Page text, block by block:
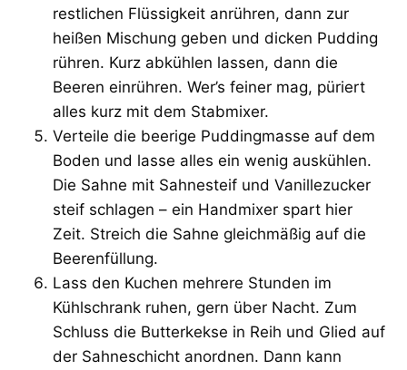
restlichen Flüssigkeit anrühren, dann zur
heißen Mischung geben und dicken Pudding
rühren. Kurz abkühlen lassen, dann die
Beeren einrühren. Wer’s feiner mag, püriert
alles kurz mit dem Stabmixer.
Verteile die beerige Puddingmasse auf dem
Boden und lasse alles ein wenig auskühlen.
Die Sahne mit Sahnesteif und Vanillezucker
steif schlagen – ein Handmixer spart hier
Zeit. Streich die Sahne gleichmäßig auf die
Beerenfüllung.
Lass den Kuchen mehrere Stunden im
Kühlschrank ruhen, gern über Nacht. Zum
Schluss die Butterkekse in Reih und Glied auf
der Sahneschicht anordnen. Dann kann